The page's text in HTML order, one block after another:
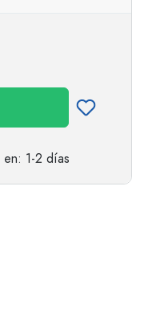
en: 1-2 días